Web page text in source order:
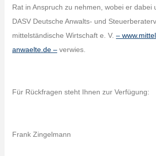
Rat in Anspruch zu nehmen, wobei er dabei
DASV Deutsche Anwalts- und
mittelständische Wirtschaft e. V. –
anwaelte.de –verwies.
Für Rückfragen steht Ihnen zur Verfügung:
Frank Zingelmann